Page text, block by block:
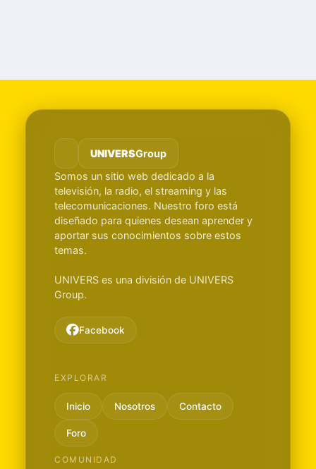
UNIVERSGroup
Somos un sitio web dedicado a la
televisión, la radio, el streaming y las
telecomunicaciones. Nuestro foro está
diseñado para quienes desean aprender y
aportar sus conocimientos sobre estos
temas.
UNIVERS es una división de UNIVERS
Group.
Facebook
EXPLORAR
Inicio Nosotros Contacto
Foro
COMUNIDAD